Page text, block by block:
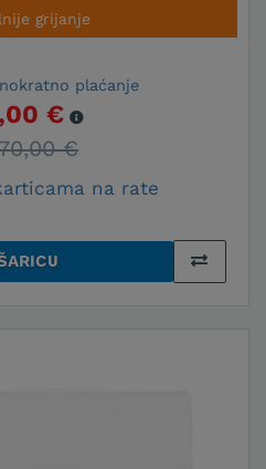
grijanje
plaćanje
€
€
na rate